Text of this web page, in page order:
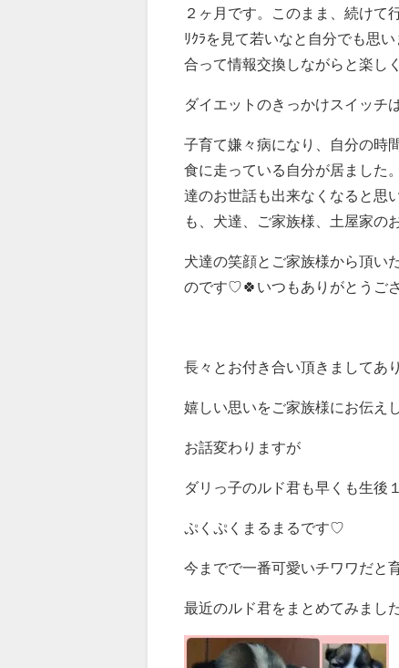
２ヶ月です。このまま、続けて
ﾘｸﾗを見て若いなと自分でも思
合って情報交換しながらと楽し
ダイエットのきっかけスイッチ
子育て嫌々病になり、自分の時
食に走っている自分が居ました
達のお世話も出来なくなると思
も、犬達、ご家族様、土屋家
犬達の笑顔とご家族様から頂い
のです♡🍀いつもありがとうご
長々とお付き合い頂きましてあ
嬉しい思いをご家族様にお伝え
お話変わりますが
ダリっ子のルド君も早くも生後
ぷくぷくまるまるです♡
今までで一番可愛いチワワだと
最近のルド君をまとめてみまし